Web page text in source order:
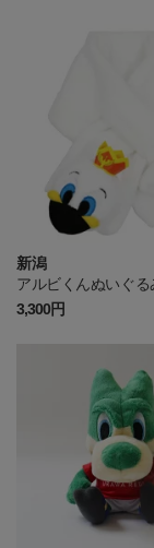
新潟
アルビくんぬいぐ
3,300円